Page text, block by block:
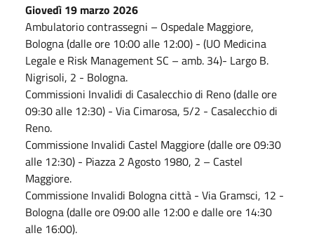
Giovedì 19 marzo 2026
Ambulatorio contrassegni – Ospedale Maggiore,
Bologna (dalle ore 10:00 alle 12:00) - (UO Medicina
Legale e Risk Management SC – amb. 34)- Largo B.
Nigrisoli, 2 - Bologna.
Commissioni Invalidi di Casalecchio di Reno (dalle ore
09:30 alle 12:30) - Via Cimarosa, 5/2 - Casalecchio di
Reno.
Commissione Invalidi Castel Maggiore (dalle ore 09:30
alle 12:30) - Piazza 2 Agosto 1980, 2 – Castel
Maggiore.
Commissione Invalidi Bologna città - Via Gramsci, 12 -
Bologna (dalle ore 09:00 alle 12:00 e dalle ore 14:30
alle 16:00).